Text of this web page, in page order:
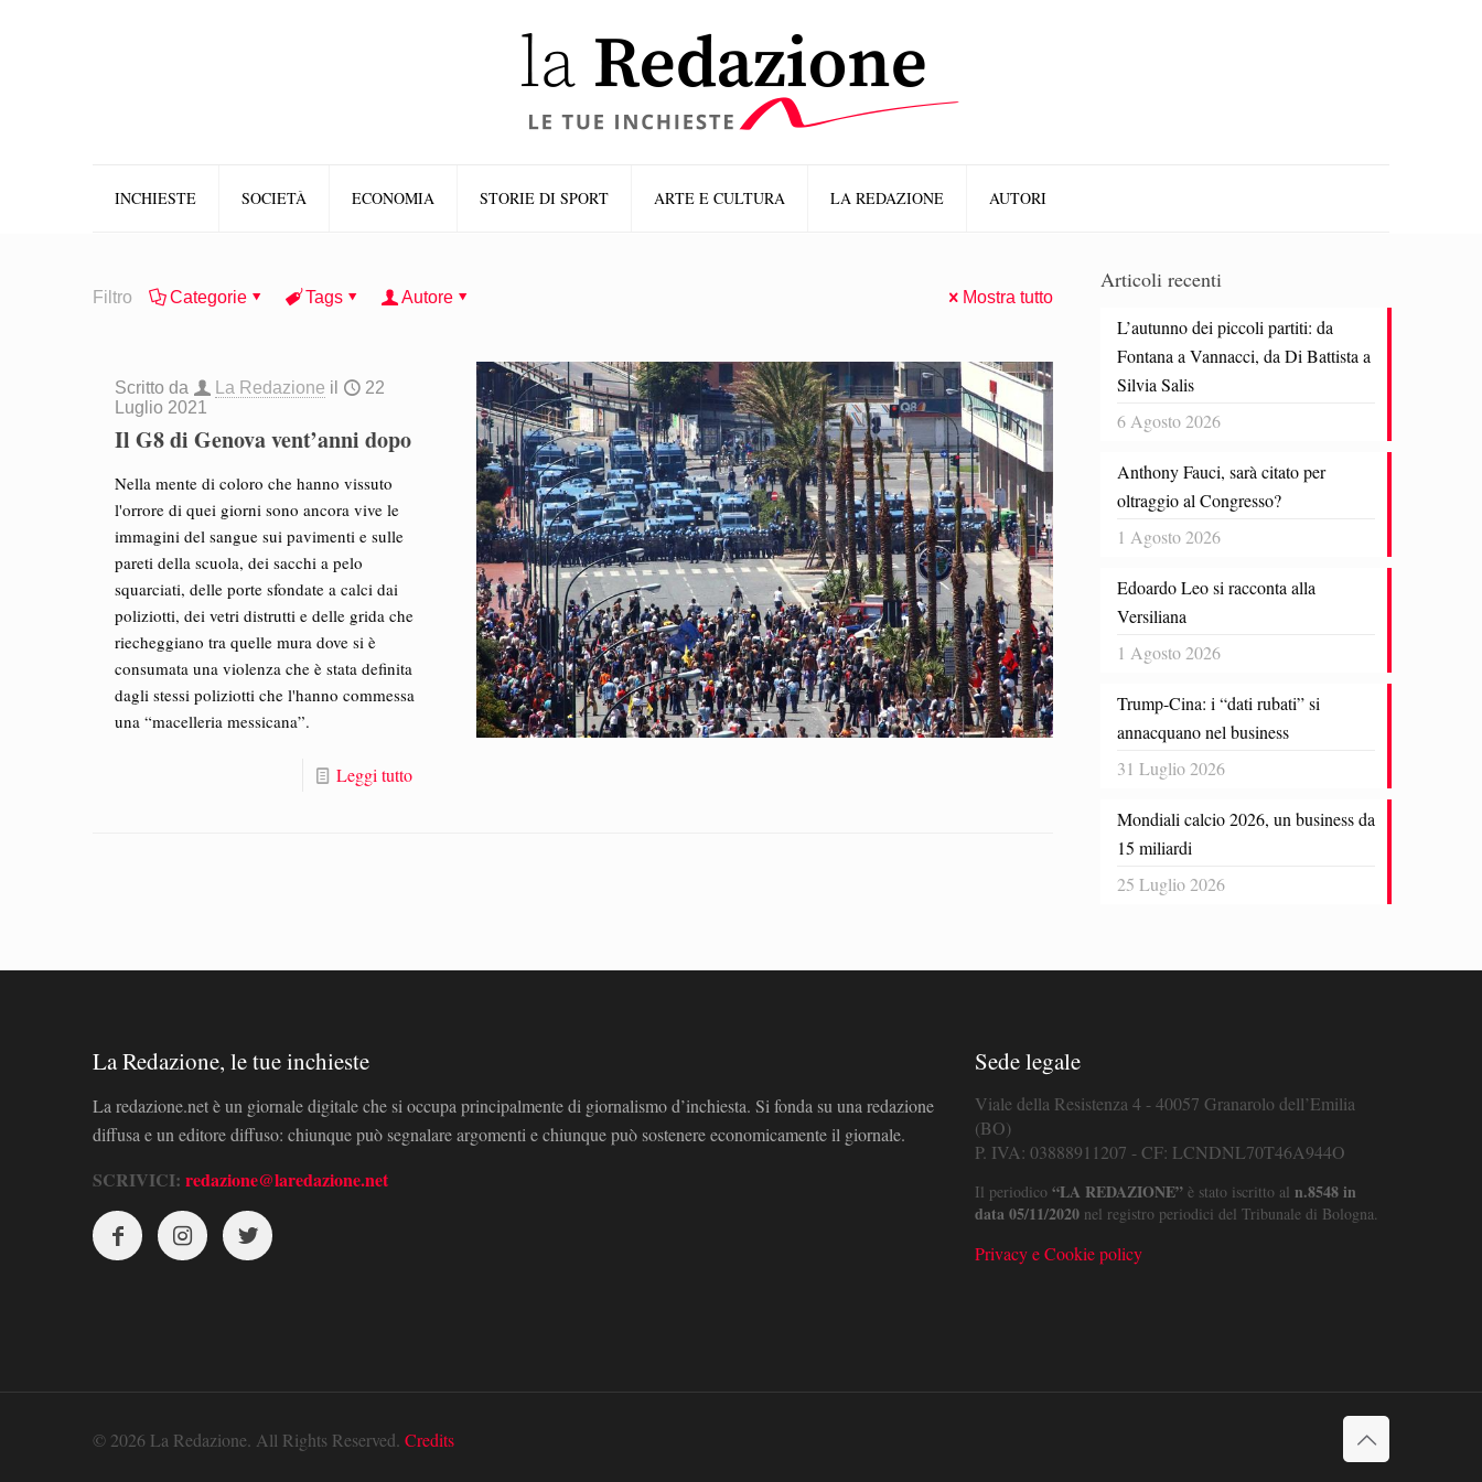
INCHIESTE SOCIETÀ ECONOMIA STORIE DI SPORT ARTE E CULTURA LA REDAZIONE AUTORI
Filtro Categorie Tags Autore Mostra tutto
Scritto da La Redazione il
22
Luglio 2021
Il G8 di Genova vent’anni dopo
Nella mente di coloro che hanno vissuto
l'orrore di quei giorni sono ancora vive le
immagini del sangue sui pavimenti e sulle
pareti della scuola, dei sacchi a pelo
squarciati, delle porte sfondate a calci dai
poliziotti, dei vetri distrutti e delle grida che
riecheggiano tra quelle mura dove si è
consumata una violenza che è stata definita
dagli stessi poliziotti che l'hanno commessa
una “macelleria messicana”.
Leggi tutto
Articoli recenti
L’autunno dei piccoli partiti: da
Fontana a Vannacci, da Di Battista a
Silvia Salis
6 Agosto 2026
Anthony Fauci, sarà citato per
oltraggio al Congresso?
1 Agosto 2026
Edoardo Leo si racconta alla
Versiliana
1 Agosto 2026
Trump-Cina: i “dati rubati” si
annacquano nel business
31 Luglio 2026
Mondiali calcio 2026, un business da
15 miliardi
25 Luglio 2026
La Redazione, le tue inchieste
La redazione.net è un giornale digitale che si occupa principalmente di giornalismo d’inchiesta. Si fonda su una redazione
diffusa e un editore diffuso: chiunque può segnalare argomenti e chiunque può sostenere economicamente il giornale.
SCRIVICI: redazione@laredazione.net
Sede legale
Viale della Resistenza 4 - 40057 Granarolo dell’Emilia
(BO)
P. IVA: 03888911207 - CF: LCNDNL70T46A944O
Il periodico “LA REDAZIONE”è stato iscritto al n.8548 in
data 05/11/2020nel registro periodici del Tribunale di Bologna.
Privacy e Cookie policy
© 2026 La Redazione. All Rights Reserved. Credits